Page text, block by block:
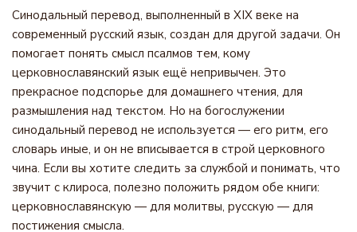
Синодальный перевод, выполненный в XIX веке на
современный русский язык, создан для другой задачи. Он
помогает понять смысл псалмов тем, кому
церковнославянский язык ещё непривычен. Это
прекрасное подспорье для домашнего чтения, для
размышления над текстом. Но на богослужении
синодальный перевод не используется — его ритм, его
словарь иные, и он не вписывается в строй церковного
чина. Если вы хотите следить за службой и понимать, что
звучит с клироса, полезно положить рядом обе книги:
церковнославянскую — для молитвы, русскую — для
постижения смысла.